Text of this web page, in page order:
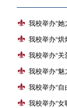
我校举办“
我校举办“
我校举办“
我校举办“
我校举办“
我校举办“